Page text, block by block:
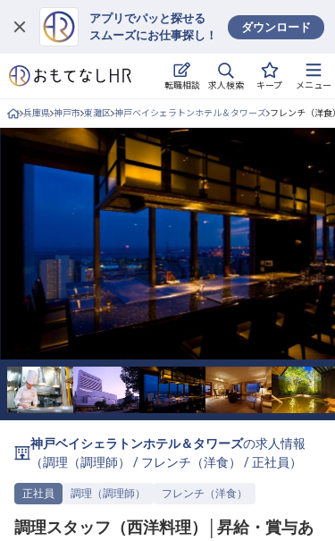
アプリでパッと探せる
スムーズにお仕事探し！
ダウンロード
転職相談 求人検索 キープ メニュー
ログイン
求人・施設を探す
キープした求人
就職・転職 合同説明会
おもてなしHRについて
ご利用の流れ
よくある質問
ホテル・宿泊業界情報コラム
無料 転職サポートに申し込む
兵庫県 神戸市 東灘区 神戸ベイシェラトンホテル＆タワーズ フレンチ（洋
神戸ベイシェラトンホテル＆タワーズの求人情報
（調理（調理師） / フレンチ（洋食） /正社員 ）
正社員 調理（調理師） フレンチ（洋食）
調理スタッフ（西洋料理）│昇給・賞与あ